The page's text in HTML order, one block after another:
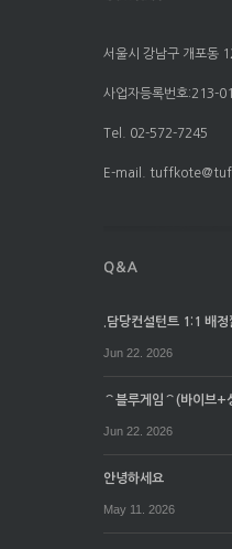
서울시 강남구 개포동
사업자등록번호:213-
Tel. 02-572-7245
E-mail.
.담당컨설턴트 1:1 배정
Jun 22. 2026
⌒블루게임⌒(바이브+
Jun 22. 2026
안녕하세요
May 11. 2026